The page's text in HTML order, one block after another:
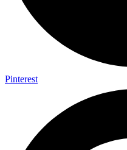
Pinterest